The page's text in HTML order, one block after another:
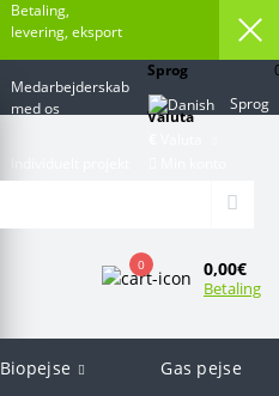
Betaling,
levering, eksport
Medarbejderskab
med os
Sprog
Sprog
Valuta
0 0,00€
Betaling
Biopejse Gas pejse